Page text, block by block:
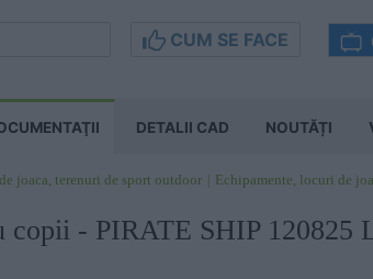
CUM SE FACE
DETALII CAD NOUTĂȚI
joaca, terenuri de sport outdoor Echipamente, locuri de
copii - PIRATE SHIP 120825